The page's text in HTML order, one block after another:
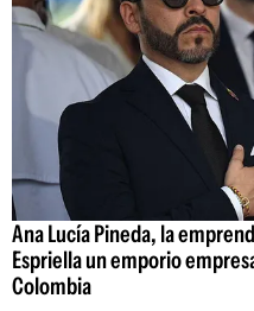
Ana Lucía Pineda, la
Espriella un emporio
Colombia